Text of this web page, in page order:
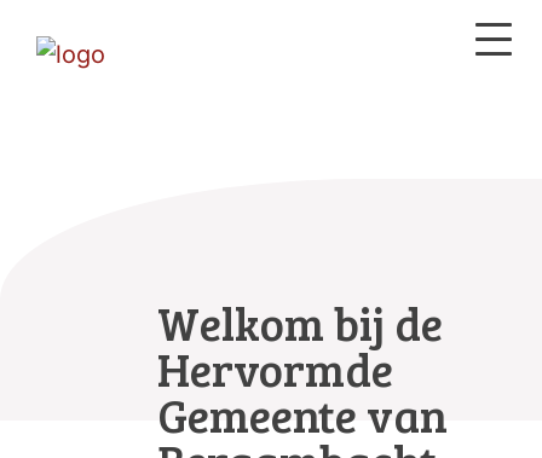
Welkom bij de
Hervormde
Gemeente van